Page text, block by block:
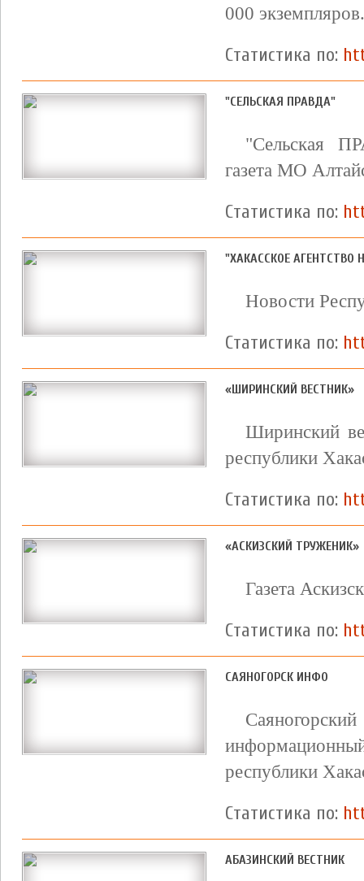
000 экземпляров.
Статистика по:
"СЕЛЬСКАЯ ПРАВДА"
"Сельская
газета МО
Статистика по:
"ХАКАССКОЕ АГЕНТСТВО
Новости
Статистика по:
«ШИРИНСКИЙ ВЕСТНИК»
Ширинский
республики
Статистика по:
«АСКИЗСКИЙ ТРУЖЕНИК»
Газета
Статистика по:
САЯНОГОРСК ИНФО
республики
Статистика по:
АБАЗИНСКИЙ ВЕСТНИК